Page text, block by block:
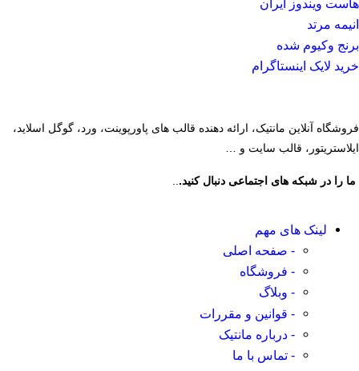
هاست ویندوز ایران
انیمه مرتد
برنج وکیوم شده
خرید لایک اینستاگرام
فروشگاه آنلاین مانتیک، ارائه دهنده قالب های پاورپوینت، ورد، گوگل اسلاید،
ایلاستریتور، قالب سایت و …
ما را در شبکه های اجتماعی دنبال کنید.
لینک های مهم
- صفحه اصلی
- فروشگاه
- وبلاگ
- قوانین و مقررات
- درباره مانتیک
- تماس با ما